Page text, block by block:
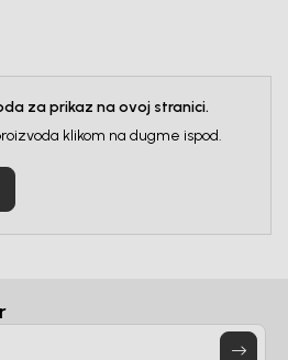
za prikaz na ovoj stranici.
klikom na dugme ispod.